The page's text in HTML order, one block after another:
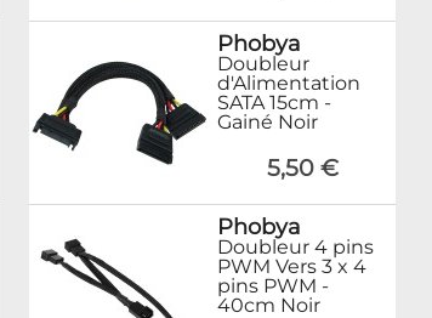
Phobya
Doubleur
d'Alimentation
SATA 15cm -
Gainé Noir
5,50 €
Phobya
Doubleur 4 pins
PWM Vers 3 x 4
pins PWM -
40cm Noir